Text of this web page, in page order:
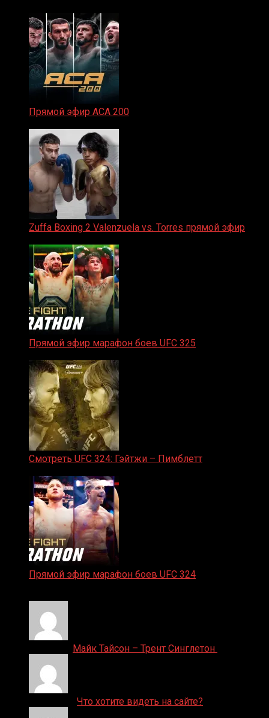
Прямой эфир ACA 200
Zuffa Boxing 2 Valenzuela vs. Torres прямой эфир
Прямой эфир марафон боев UFC 325
Смотреть UFC 324: Гэйтжи – Пимблетт
Прямой эфир марафон боев UFC 324
Майк Тайсон – Трент Синглетон
Что хотите видеть на сайте?